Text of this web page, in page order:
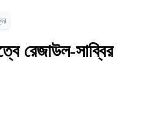
রেজাউল-সাব্বির